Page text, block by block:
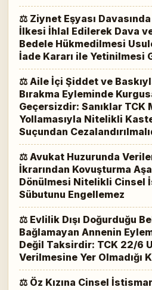
⚖ Ziynet Eşyası
İlkesi İhlal Edilerek Dava
Bedele Hükmedilmesi
İade Kararı ile Yetinilmesi
⚖ Aile İçi Şiddet ve
Bırakma Eyleminde
Geçersizdir: Sanıklar TCK
Yollamasıyla Nitelikli
Suçundan
⚖ Avukat Huzurunda
İkrarından Kovuşturma
Dönülmesi Nitelikli Cinsel
Sübutunu Engellemez
⚖ Evlilik Dışı Doğurduğu
Bağlamayan Annenin
Değil Taksirdir: TCK 22/6
Verilmesine Yer Olmadığı
⚖ Öz Kızına Cinsel